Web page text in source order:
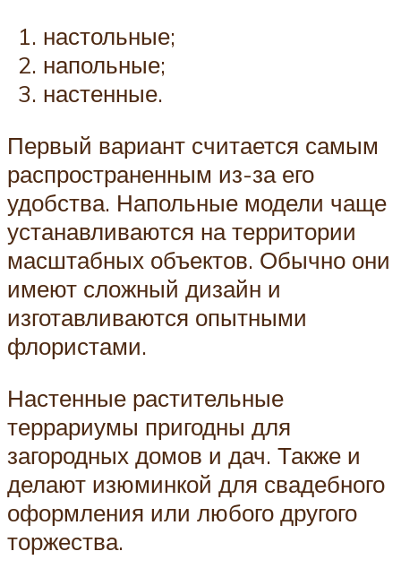
настольные;
напольные;
настенные.
Первый вариант считается самым
распространенным из-за его
удобства. Напольные модели чаще
устанавливаются на территории
масштабных объектов. Обычно они
имеют сложный дизайн и
изготавливаются опытными
флористами.
Настенные растительные
террариумы пригодны для
загородных домов и дач. Также и
делают изюминкой для свадебного
оформления или любого другого
торжества.